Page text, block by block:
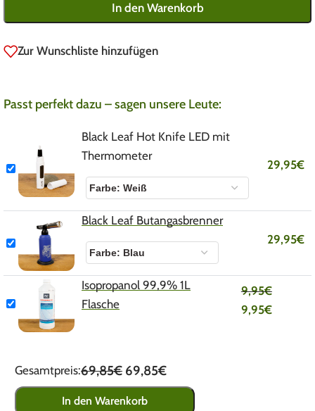
In den Warenkorb
Zur Wunschliste hinzufügen
Passt perfekt dazu – sagen unsere Leute:
Black Leaf Hot Knife LED mit
Thermometer
29,95€
Black Leaf Butangasbrenner
29,95€
Isopropanol 99,9% 1L
Flasche
9,95€
9,95€
Gesamtpreis:69,85€ 69,85€
In den Warenkorb